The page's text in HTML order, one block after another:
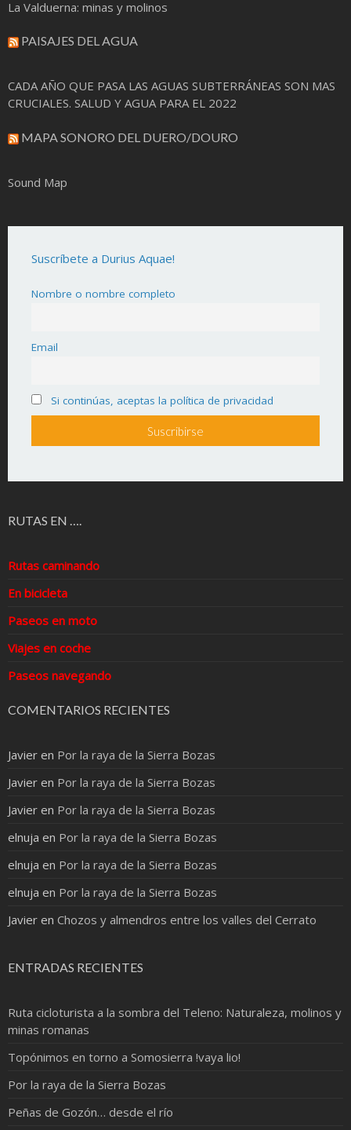
La Valduerna: minas y molinos
PAISAJES DEL AGUA
CADA AÑO QUE PASA LAS AGUAS SUBTERRÁNEAS SON MAS
CRUCIALES. SALUD Y AGUA PARA EL 2022
MAPA SONORO DEL DUERO/DOURO
Sound Map
Suscríbete a Durius Aquae!
Nombre o nombre completo
Email
Si continúas, aceptas la política de privacidad
RUTAS EN ….
Rutas caminando
En bicicleta
Paseos en moto
Viajes en coche
Paseos navegando
COMENTARIOS RECIENTES
Javier en Por la raya de la Sierra Bozas
Javier en Por la raya de la Sierra Bozas
Javier en Por la raya de la Sierra Bozas
elnuja en Por la raya de la Sierra Bozas
elnuja en Por la raya de la Sierra Bozas
elnuja en Por la raya de la Sierra Bozas
Javier en Chozos y almendros entre los valles del Cerrato
ENTRADAS RECIENTES
Ruta cicloturista a la sombra del Teleno: Naturaleza, molinos y
minas romanas
Topónimos en torno a Somosierra !vaya lio!
Por la raya de la Sierra Bozas
Peñas de Gozón… desde el río